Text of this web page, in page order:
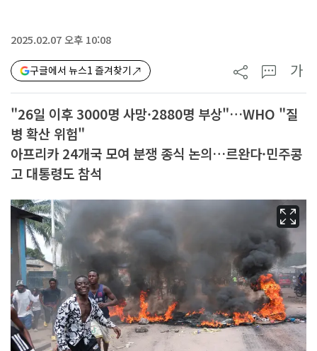
2025.02.07 오후 10:08
구글에서 뉴스1 즐겨찾기 가
"26일 이후 3000명 사망·2880명 부상"…WHO "질
병 확산 위험"
아프리카 24개국 모여 분쟁 종식 논의…르완다·민주콩
고 대통령도 참석